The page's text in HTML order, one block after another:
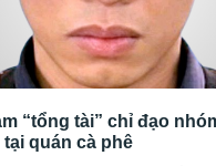
“tổng tài” chỉ đạo
quán cà phê